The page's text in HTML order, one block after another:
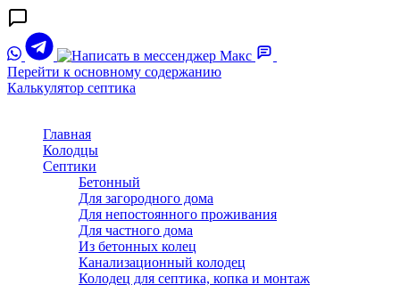
Перейти к основному содержанию
Калькулятор септика
Главная
Колодцы
Септики
Бетонный
Для загородного дома
Для непостоянного проживания
Для частного дома
Из бетонных колец
Канализационный колодец
Колодец для септика, копка и монтаж